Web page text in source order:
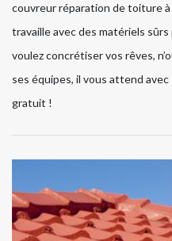
couvreur réparation de toiture à
travaille avec des matériels
voulez concrétiser vos rêves,
ses équipes, il vous attend
gratuit !